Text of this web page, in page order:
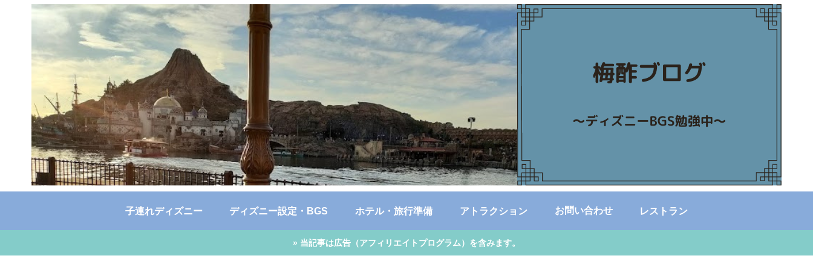
子連れディズニー ディズニー設定・BGS ホテル・旅行準備 アトラクション お問い合わせ レストラン
» 当記事は広告（アフィリエイトプログラム）を含みます。